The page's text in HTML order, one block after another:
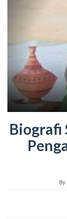
Biografi
By